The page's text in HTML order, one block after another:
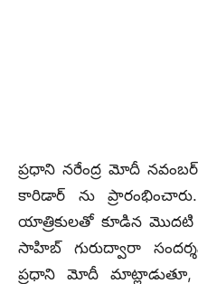
ప్రధాని నరేంద్ర మోదీ
కారిడార్‌ ను
యాత్రికులతో కూడిన మొదటి
సాహిబ్‌ గురుద్వారా
ప్రధాని మోదీ మాట్లాడుతూ,